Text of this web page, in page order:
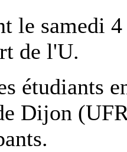
le samedi
de l'U.
étudiants
Dijon